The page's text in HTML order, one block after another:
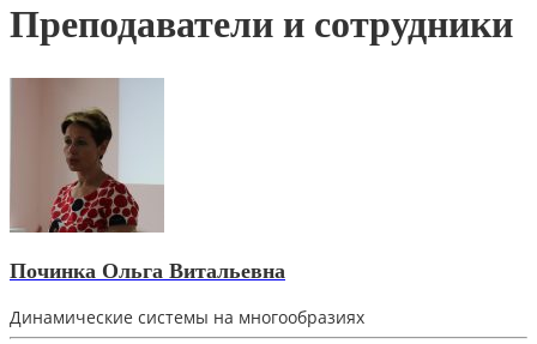
Преподаватели и сотрудники
Починка Ольга Витальевна
Динамические системы на многообразиях